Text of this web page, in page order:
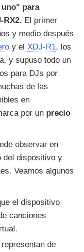
para
RX2. El primer
y medio después
y el XDJ-R1, los
y supuso todo un
para DJs por
de las
en
por un precio
observar en
del dispositivo y
Veamos algunos
el dispositivo
canciones
de